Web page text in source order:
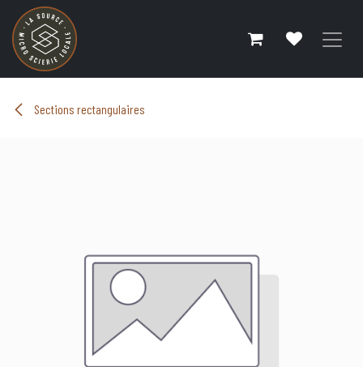
Se rendre au contenu
Sections rectangulaires